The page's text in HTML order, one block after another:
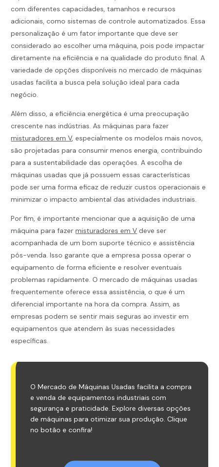
com diferentes capacidades, tamanhos e recursos
adicionais, como sistemas de controle automatizados. Essa
personalização é um fator importante que deve ser
considerado ao escolher uma máquina, pois pode impactar
diretamente na eficiência e na qualidade do produto final. A
variedade de opções disponíveis no mercado de máquinas
usadas facilita a busca pela solução ideal para cada
negócio.
Além disso, a eficiência energética é uma preocupação
crescente nas indústrias. As máquinas para fazer
misturadores em V, especialmente os modelos mais novos,
são projetadas para consumir menos energia, contribuindo
para a sustentabilidade das operações. A escolha de
máquinas usadas que já possuem essas características
pode ser uma forma eficaz de reduzir custos operacionais e
minimizar o impacto ambiental das atividades industriais.
Por fim, é importante mencionar que a aquisição de uma
máquina para fazermisturadores em V deve ser
acompanhada de um bom suporte técnico e assistência
pós-venda. Isso garante que a empresa possa operar o
equipamento de forma eficiente e resolver eventuais
problemas rapidamente. O mercado de máquinas usadas
frequentemente oferece essa assistência, o que é um
diferencial importante na hora da compra. Assim, as
empresas podem se sentir mais seguras ao investir em
equipamentos que atendem às suas necessidades
específicas.
O Mercado de Máquinas Usadas facilita a compra
e venda de equipamentos industriais com
segurança e praticidade. Explore diversas opções
de máquinas para otimizar sua produção. Clique
no botão e confira!